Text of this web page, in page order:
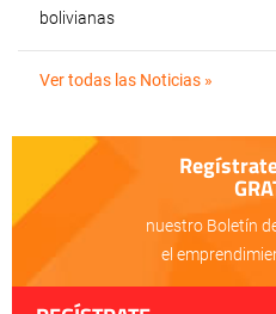
bolivianas
Ver todas las Noticias »
nuestro Boletín
el